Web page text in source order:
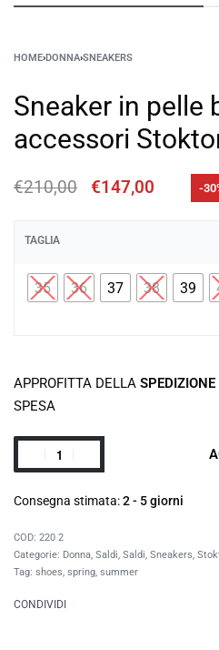
HOME›DONNA›SNEAKERS
Sneaker in pelle
accessori
€210,00 €147,00 -
TAGLIA
35 36 37 38 39
APPROFITTA DELLA
SPESA
Consegna stimata:2 - 5 giorni
220 2
Categorie: Donna, Saldi, Saldi, Sneakers,
Tag: shoes, spring, summer
CONDIVIDI